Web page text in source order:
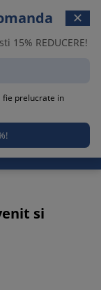

✕
15% REDUCERE!
fie prelucrate in
si